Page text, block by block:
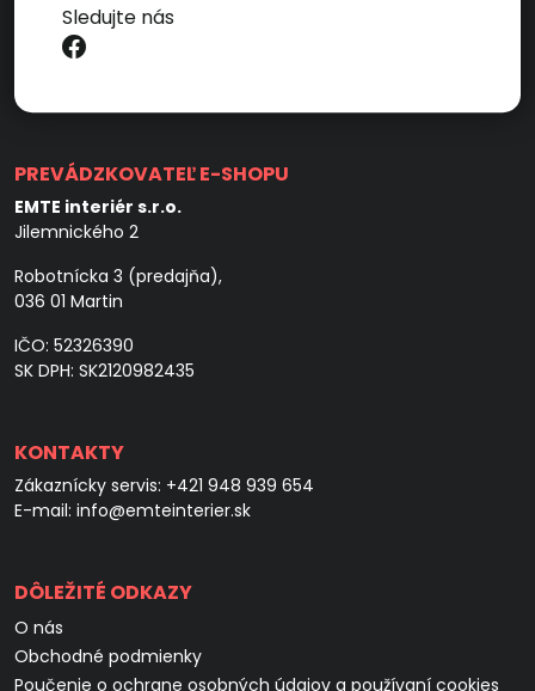
Sledujte nás
PREVÁDZKOVATEĽ E-SHOPU
EMTE interiér s.r.o.
Jilemnického 2
Robotnícka 3 (predajňa),
036 01 Martin
IČO: 52326390
SK DPH: SK2120982435
KONTAKTY
Zákaznícky servis: +421 948 939 654
E-mail: info@emteinterier.sk
DÔLEŽITÉ ODKAZY
O nás
Obchodné podmienky
Poučenie o ochrane osobných údajov a používaní cookies